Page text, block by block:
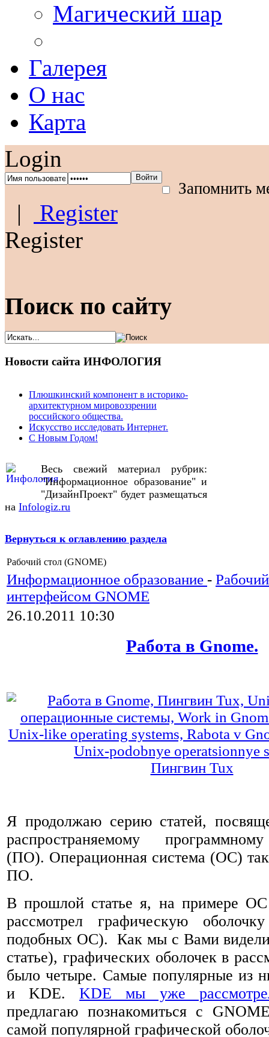
Магический шар
Галерея
О нас
Карта
Login
Запомнить
|
Register
Register
Поиск по сайту
Новости сайта ИНФОЛОГИЯ
Плюшкинский компонент в историко-
архитектурном мировоззрении
российского общества.
Искусство исследовать Интернет.
С Новым Годом!
Весь свежий материал рубрик:
"Информационное образование" и
"ДизайнПроект" будет размещаться
на Infologiz.ru
Вернуться к оглавлению раздела
Рабочий стол (GNOME)
Информационное образование -
интерфейсом GNOME
26.10.2011 10:30
Работа в Gnome.
Пингвин Tux
Я продолжаю серию статей,
распространяемому
(ПО). Операционная система (ОС)
ПО.
В прошлой статье я, на примере
рассмотрел графическую
подобных ОС). Как мы с Вами
статье), графических оболочек в
было четыре. Самые популярные из
и KDE.KDE мы уже
предлагаю познакомиться с
самой популярной графической